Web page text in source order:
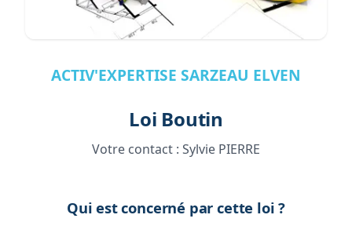
ACTIV'EXPERTISE SARZEAU ELVEN
Loi Boutin
Votre contact : Sylvie PIERRE
Qui est concerné par cette loi ?